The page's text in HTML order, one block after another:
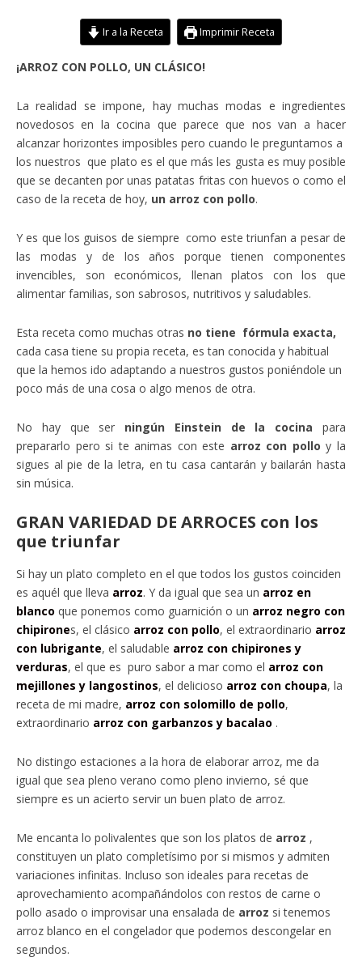
Ir a la Receta Imprimir Receta
¡ARROZ CON POLLO, UN CLÁSICO!
La realidad se impone, hay muchas modas e ingredientes
novedosos en la cocina que parece que nos van a hacer
alcanzar horizontes imposibles pero cuando le preguntamos a
los nuestros que plato es el que más les gusta es muy posible
que se decanten por unas patatas fritas con huevos o como el
caso de la receta de hoy, un arroz con pollo.
Y es que los guisos de siempre como este triunfan a pesar de
las modas y de los años porque tienen componentes
invencibles, son económicos, llenan platos con los que
alimentar familias, son sabrosos, nutritivos y saludables.
Esta receta como muchas otras no tiene fórmula exacta,
cada casa tiene su propia receta, es tan conocida y habitual
que la hemos ido adaptando a nuestros gustos poniéndole un
poco más de una cosa o algo menos de otra.
No hay que ser ningún Einstein de la cocina para
prepararlo pero si te animas con este arroz con pollo y la
sigues al pie de la letra, en tu casa cantarán y bailarán hasta
sin música.
GRAN VARIEDAD DE ARROCES con los
que triunfar
Si hay un plato completo en el que todos los gustos coinciden
es aquél que lleva arroz. Y da igual que sea un arroz en
blanco que ponemos como guarnición o un arroz negro con
chipirones, el clásico arroz con pollo, el extraordinario arroz
con lubrigante, el saludable arroz con chipirones y
verduras, el que es puro sabor a mar como el arroz con
mejillones y langostinos, el delicioso arroz con choupa, la
receta de mi madre, arroz con solomillo de pollo,
extraordinario arroz con garbanzos y bacalao .
No distingo estaciones a la hora de elaborar arroz, me da
igual que sea pleno verano como pleno invierno, sé que
siempre es un acierto servir un buen plato de arroz.
Me encanta lo polivalentes que son los platos de arroz ,
constituyen un plato completísimo por si mismos y admiten
variaciones infinitas. Incluso son ideales para recetas de
aprovechamiento acompañándolos con restos de carne o
pollo asado o improvisar una ensalada de arroz si tenemos
arroz blanco en el congelador que podemos descongelar en
segundos.